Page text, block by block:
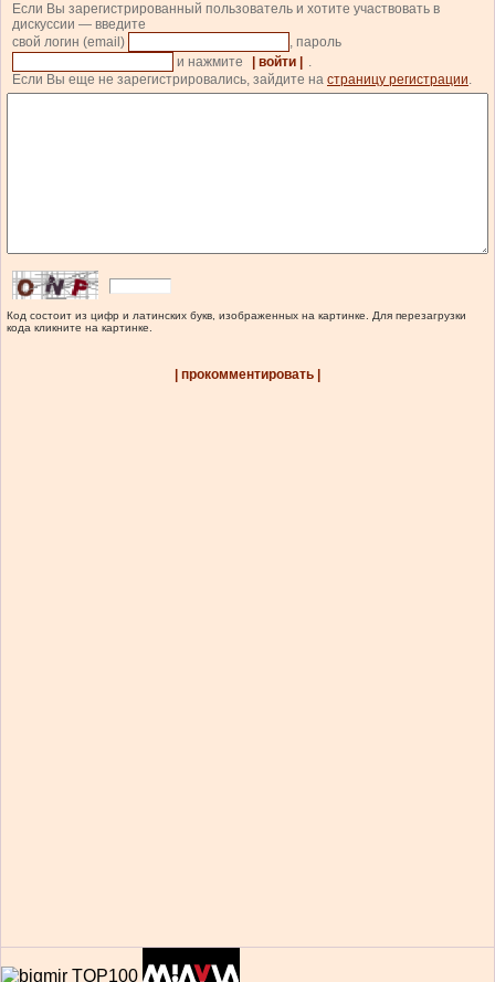
Если Вы зарегистрированный пользователь и хотите участвовать в
дискуссии — введите
свой логин (email)
, пароль
и нажмите
| войти |
.
Если Вы еще не зарегистрировались, зайдите на страницу регистрации.
Код состоит из цифр и латинских букв, изображенных на картинке. Для перезагрузки
кода кликните на картинке.
| прокомментировать |